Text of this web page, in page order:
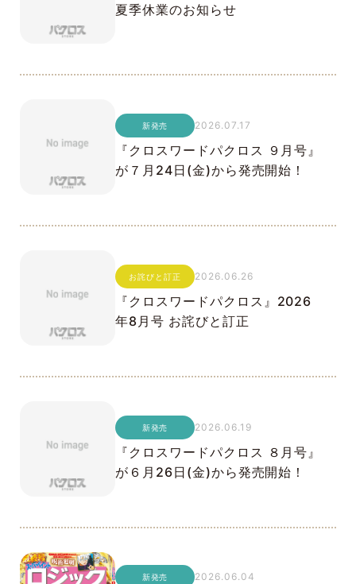
夏季休業のお知らせ
新発売 2026.07.17
『クロスワードパクロス ９月号』
が７月24日(金)から発売開始！
お詫びと訂正 2026.06.26
『クロスワードパクロス』2026
年8月号 お詫びと訂正
新発売 2026.06.19
『クロスワードパクロス ８月号』
が６月26日(金)から発売開始！
新発売 2026.06.04